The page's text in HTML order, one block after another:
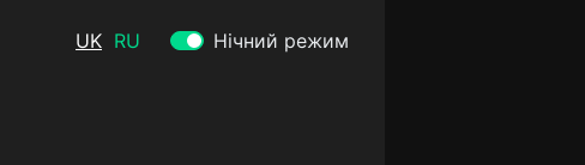
UK RU Нічний режим